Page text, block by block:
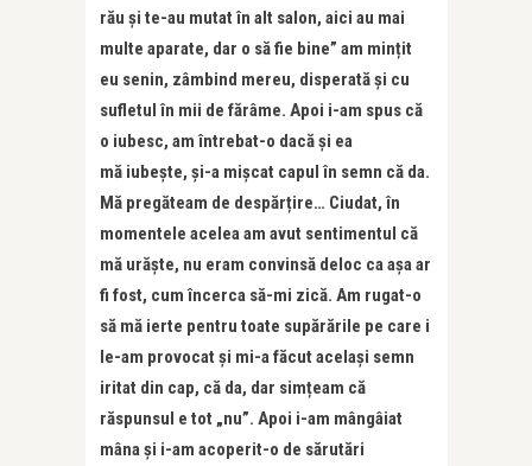
rău și te-au mutat în alt salon, aici au mai
multe aparate, dar o să fie bine” am mințit
eu senin, zâmbind mereu, disperată și cu
sufletul în mii de fărâme. Apoi i-am spus că
o iubesc, am întrebat-o dacă și ea
mă iubește, și-a mișcat capul în semn că da.
Mă pregăteam de despărțire… Ciudat, în
momentele acelea am avut sentimentul că
mă urăște, nu eram convinsă deloc ca așa ar
fi fost, cum încerca să-mi zică. Am rugat-o
să mă ierte pentru toate supărările pe care i
le-am provocat și mi-a făcut același semn
iritat din cap, că da, dar simțeam că
răspunsul e tot „nu”. Apoi i-am mângâiat
mâna și i-am acoperit-o de sărutări